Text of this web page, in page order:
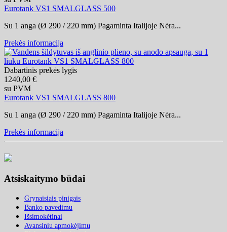
Eurotank VS1 SMALGLASS 500
Su 1 anga (Ø 290 / 220 mm) Pagaminta Italijoje Nėra...
Prekės informacija
Dabartinis prekės lygis
1240,00 €
su PVM
Eurotank VS1 SMALGLASS 800
Su 1 anga (Ø 290 / 220 mm) Pagaminta Italijoje Nėra...
Prekės informacija
Atsiskaitymo būdai
Grynaisiais pinigais
Banko pavedimu
Išsimokėtinai
Avansiniu apmokėjimu